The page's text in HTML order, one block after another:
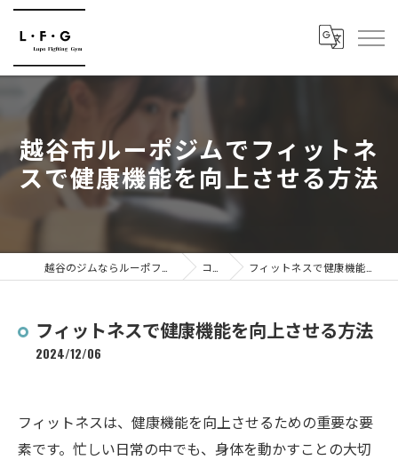
越谷市ルーポジムでフィットネ
スで健康機能を向上させる方法
コラム フィットネスで健康機能を向上させる方法
フィットネスで健康機能を向上させる方法
2024/12/06
フィットネスは、健康機能を向上させるための重要な要
素です。忙しい日常の中でも、身体を動かすことの大切